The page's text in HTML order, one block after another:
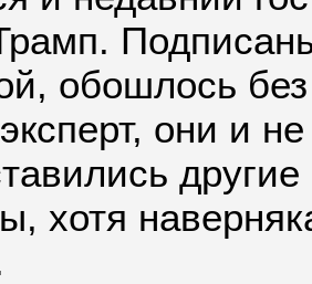
обошлось
они и
хотя